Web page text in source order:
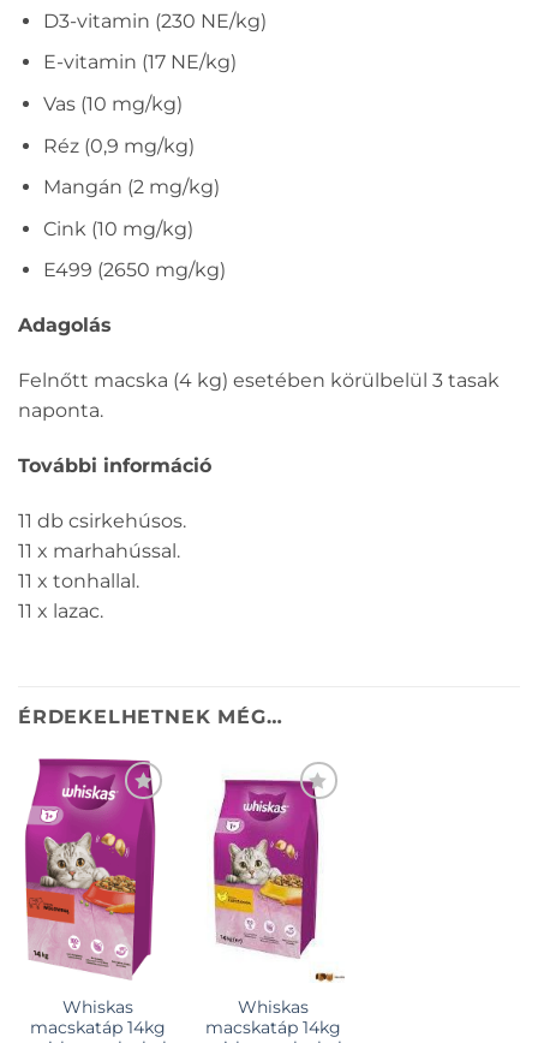
D3-vitamin (230 NE/kg)
E-vitamin (17 NE/kg)
Vas (10 mg/kg)
Réz (0,9 mg/kg)
Mangán (2 mg/kg)
Cink (10 mg/kg)
E499 (2650 mg/kg)
Adagolás
Felnőtt macska (4 kg) esetében körülbelül 3 tasak
naponta.
További információ
11 db csirkehúsos.
11 x marhahússal.
11 x tonhallal.
11 x lazac.
ÉRDEKELHETNEK MÉG…
KEDVENCEKHEZ
Whiskas
macskatáp 14kg
Whiskas
macskatáp 14kg